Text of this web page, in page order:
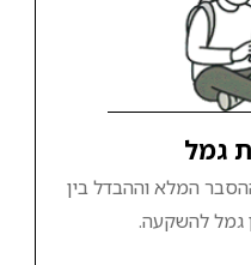
גמל
המלא וההבדל בין
גמל להשקעה.